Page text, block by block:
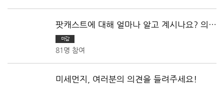
팟캐스트에 대해 얼마나 알고 계시나요? 의견
을 들려주세요!
마감
81명 참여
미세먼지, 여러분의 의견을 들려주세요!